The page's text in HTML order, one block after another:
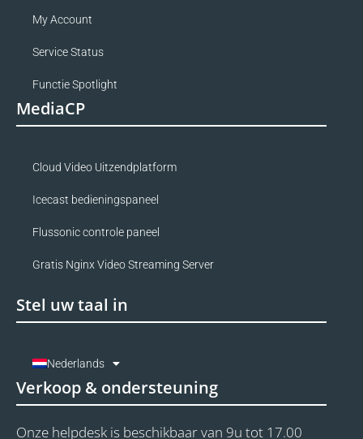
My Account
Service Status
Functie Spotlight
MediaCP
Cloud Video Uitzendplatform
Icecast bedieningspaneel
Flussonic controle paneel
Gratis Nginx Video Streaming Server
Stel uw taal in
Nederlands
Verkoop & ondersteuning
Onze helpdesk is beschikbaar van 9u tot 17.00